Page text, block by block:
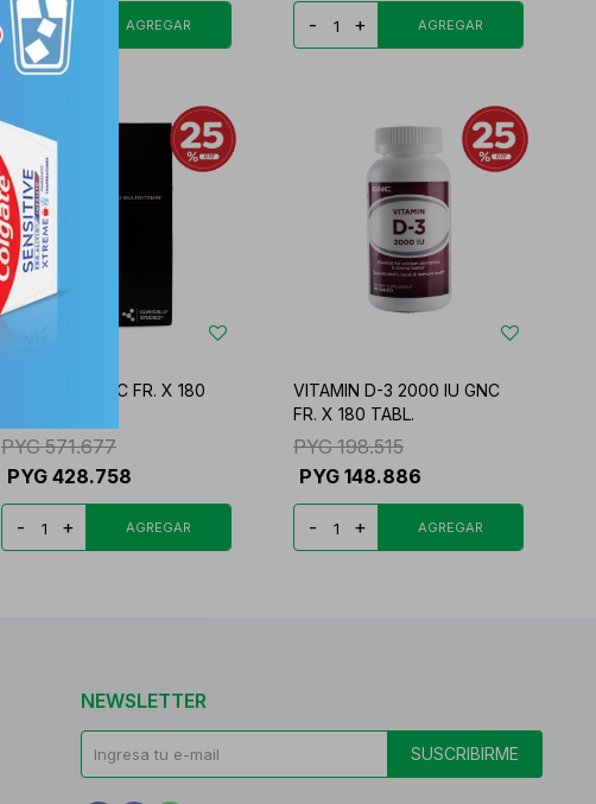
- + - +
MEGA MEN GNC FR. X 180
PYG 571.677
PYG 428.758
- +
VITAMIN D-3 2000 IU GNC
FR. X 180 TABL.
PYG 198.515
PYG 148.886
- +
NEWSLETTER
SUSCRIBIRME